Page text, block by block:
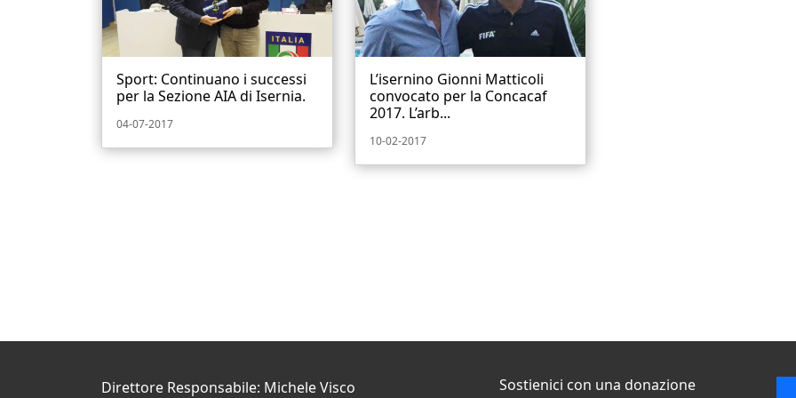
Sport: Continuano i successi
per la Sezione AIA di Isernia.
04-07-2017
L’isernino Gionni Matticoli
convocato per la Concacaf
2017. L’arb...
10-02-2017
Direttore Responsabile: Michele Visco Sostienici con una donazione